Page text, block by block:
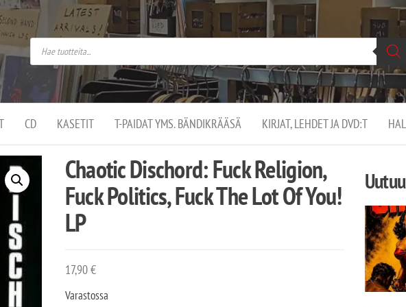
–
on
CD KASETIT T-PAIDAT YMS. BÄNDIKRÄÄSÄ KIRJAT, LEHDET JA DVD:T
Chaotic Dischord: Fuck Religion,
Fuck Politics, Fuck The Lot Of You!
LP
17,90€
Varastossa